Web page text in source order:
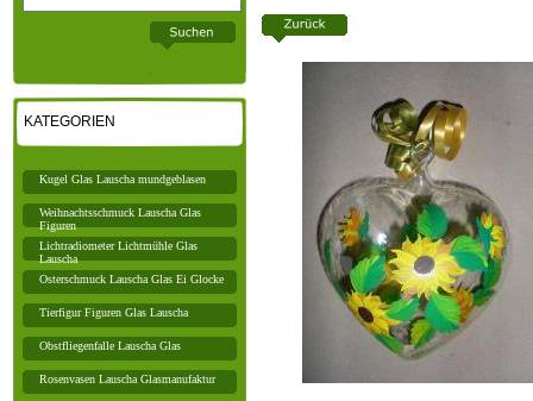
KATEGORIEN
Kugel Glas Lauscha mundgeblasen
Weihnachtsschmuck Lauscha Glas
Figuren
Lichtradiometer Lichtmühle Glas
Lauscha
Osterschmuck Lauscha Glas Ei Glocke
Tierfigur Figuren Glas Lauscha
Obstfliegenfalle Lauscha Glas
Rosenvasen Lauscha Glasmanufaktur